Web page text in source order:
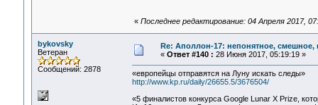
« Последнее редактирование: 04 Апреля 2017,
bykovsky
Ветеран
Сообщений: 2878
Re: Аполлон-17: непонятное, смешное,
« Ответ #140 : 28 Июня 2017, 05:19:19 »
«европейцы отправятся на Луну искать следы»
http://www.kp.ru/daily/26655.5/3676504/
«5 финалистов конкурса Google Lunar X Prize,